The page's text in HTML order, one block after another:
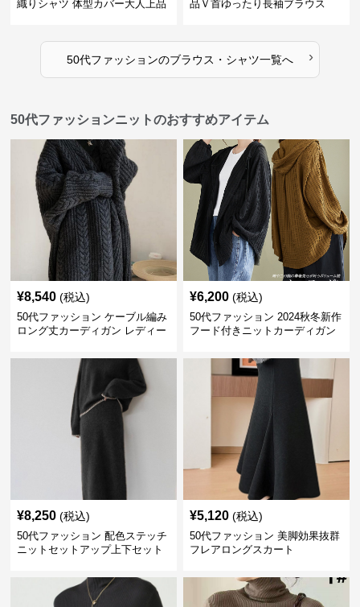
織りシャツ 体型カバー大人上品
品Ｖ首ゆったり長袖ブラウス
50代ファッションのブラウス・シャツ一覧へ ›
50代ファッションニットのおすすめアイテム
¥8,540 (税込)
50代ファッション ケーブル編み
ロング丈カーディガン レディー
¥6,200 (税込)
50代ファッション 2024秋冬新作
フード付きニットカーディガン
¥8,250 (税込)
50代ファッション 配色ステッチ
ニットセットアップ上下セット
¥5,120 (税込)
50代ファッション 美脚効果抜群
フレアロングスカート